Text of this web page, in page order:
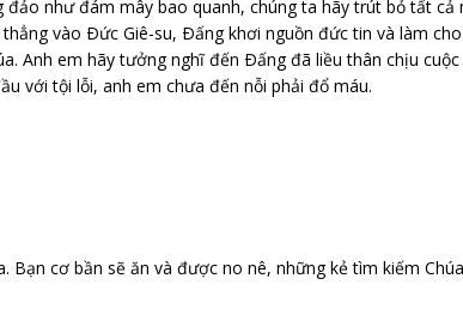
như đám mây bao quanh, chúng ta hãy trút bỏ tất
vào Ðức Giê-su, Ðấng khơi nguồn đức tin và làm
Anh em hãy tưởng nghĩ đến Ðấng đã liều thân chịu
với tội lỗi, anh em chưa đến nỗi phải đổ máu.
cơ bần sẽ ăn và được no nê, những kẻ tìm kiếm